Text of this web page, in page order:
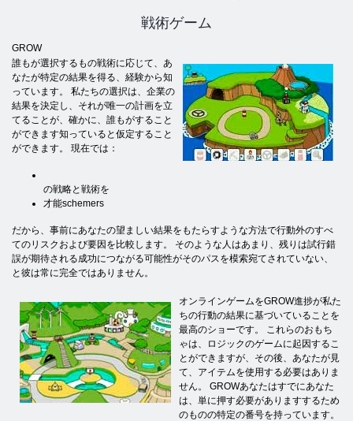
戦術ゲーム
GROW
誰もが選択するもの戦術に応じて、あ
なたが特定の結果を得る、経験から知
っています。 私たちの選択は、企業の
結果を決定し、それが唯一の計画を立
てることが、確かに、誰もがする​​こと
ができます知っていると仮定すること
ができます。 現在では：
の戦略と戦術を
才能schemers
だから、事前にあなたの望ましい結果をもたらすような方法で行動外のすべ
てのリスクおよび要因を比較します。 そのような人はあまり、残りは試行錯
誤が期待される成功につながる可能性がそのパスを模索宛てされていない、
と彼は常に完全ではありません。
オンラインゲームをGROW進捗が私た
ちの行動の結果に基づいていることを
最高のショーです。 これらのおもち
ゃは、ロジックのゲームに起因するこ
とができますが、その後、あなたが見
て、アイテムを使用する必要はありま
せん。 GROWあなたはすでにあなた
は、単に押す必要がありますするため
のものの特定の番号を持っています。